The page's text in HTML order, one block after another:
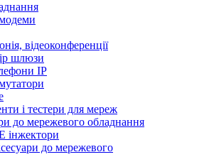
відеоконференції
шлюзи
IP
і тестери для мереж
до мережевого обладнання
інжектори
до мережевого